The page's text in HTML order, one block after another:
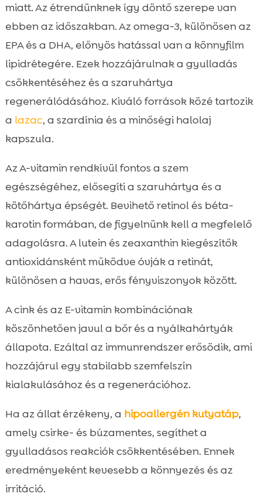
miatt. Az étrendünknek így döntő szerepe van
ebben az időszakban. Az omega-3, különösen az
EPA és a DHA, előnyös hatással van a könnyfilm
lipidrétegére. Ezek hozzájárulnak a gyulladás
csökkentéséhez és a szaruhártya
regenerálódásához. Kiváló források közé tartozik
a lazac, a szardínia és a minőségi halolaj
kapszula.
Az A-vitamin rendkívül fontos a szem
egészségéhez, elősegíti a szaruhártya és a
kötőhártya épségét. Bevihető retinol és béta-
karotin formában, de figyelnünk kell a megfelelő
adagolásra. A lutein és zeaxanthin kiegészítők
antioxidánsként működve óvják a retinát,
különösen a havas, erős fényviszonyok között.
A cink és az E-vitamin kombinációnak
köszönhetően javul a bőr és a nyálkahártyák
állapota. Ezáltal az immunrendszer erősödik, ami
hozzájárul egy stabilabb szemfelszín
kialakulásához és a regenerációhoz.
Ha az állat érzékeny, a hipoallergén kutyatáp,
amely csirke- és búzamentes, segíthet a
gyulladásos reakciók csökkentésében. Ennek
eredményeként kevesebb a könnyezés és az
irritáció.